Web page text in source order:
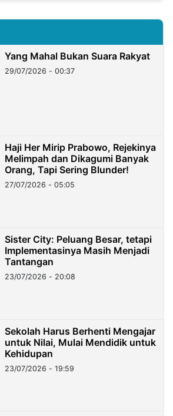
Yang Mahal Bukan Suara Rakyat
29/07/2026 - 00:37
Haji Her Mirip Prabowo, Rejekinya
Melimpah dan Dikagumi Banyak
Orang, Tapi Sering Blunder!
27/07/2026 - 05:05
Sister City: Peluang Besar, tetapi
Implementasinya Masih Menjadi
Tantangan
23/07/2026 - 20:08
Sekolah Harus Berhenti Mengajar
untuk Nilai, Mulai Mendidik untuk
Kehidupan
23/07/2026 - 19:59